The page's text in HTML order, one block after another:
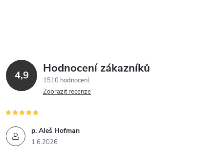
4,9 Hodnocení zákazníků
1510 hodnocení
Zobrazit recenze
p. Aleš Hofman
1.6.2026